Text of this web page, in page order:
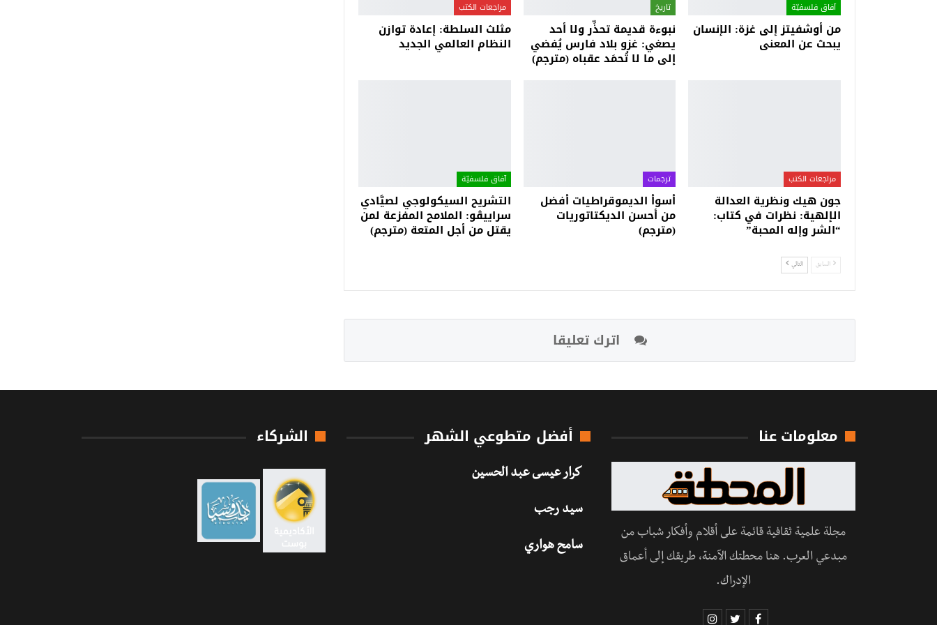
آفاق فلسفيّة‎
من أوشفيتز إلى غزة: الإنسان
يبحث عن المعنى
تاريخ
نبوءة قديمة تحذِّر ولا أحد
يصغي: غزو بلاد فارس يُفضي
إلى ما لا تُحمَد عقباه (مترجم)
مراجعات الكتب
مثلث السلطة: إعادة توازن
النظام العالمي الجديد
مراجعات الكتب
جون هيك ونظرية العدالة
الإلهية: نظرات في كتاب:
“الشر وإله المحبة”
ترجمات
أسوأ الديموقراطيات أفضل
من أحسن الديكتاتوريات
(مترجم)
آفاق فلسفيّة‎
التشريح السيكولوجي لصيَّادي
سراييڤو: الملامح المفزعة لمن
يقتل من أجل المتعة (مترجم)
السابق التالي
اترك تعليقا
معلومات عنا
مجلة علمية ثقافية قائمة على أقلام وأفكار شباب من
مبدعي العرب. هنا محطتك الآمنة، طريقك إلى أعماق
الإدراك.
أفضل متطوعي الشهر
كرار عيسى عبد الحسين
سيد رجب
سامح هواري
الشركاء